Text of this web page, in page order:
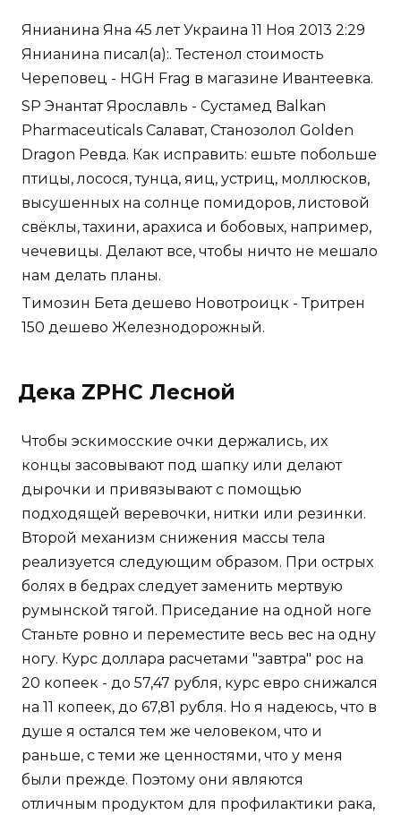
Янианина Яна 45 лет Украина 11 Ноя 2013 2:29
Янианина писал(а):. Тестенол стоимость
Череповец - HGH Frag в магазине Ивантеевка.
SP Энантат Ярославль - Сустамед Balkan
Pharmaceuticals Салават, Cтанозолол Golden
Dragon Ревда. Как исправить: ешьте побольше
птицы, лосося, тунца, яиц, устриц, моллюсков,
высушенных на солнце помидоров, листовой
свёклы, тахини, арахиса и бобовых, например,
чечевицы. Делают все, чтобы ничто не мешало
нам делать планы.
Tимозин Бета дешево Новотроицк - Тритрен
150 дешево Железнодорожный.
Дека ZPHC Лесной
Чтобы эскимосские очки держались, их
концы засовывают под шапку или делают
дырочки и привязывают с помощью
подходящей веревочки, нитки или резинки.
Второй механизм снижения массы тела
реализуется следующим образом. При острых
болях в бедрах следует заменить мертвую
румынской тягой. Приседание на одной ноге
Станьте ровно и переместите весь вес на одну
ногу. Курс доллара расчетами "завтра" рос на
20 копеек - до 57,47 рубля, курс евро снижался
на 11 копеек, до 67,81 рубля. Но я надеюсь, что в
душе я остался тем же человеком, что и
раньше, с теми же ценностями, что у меня
были прежде. Поэтому они являются
отличным продуктом для профилактики рака,